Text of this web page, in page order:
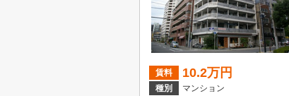
賃料 10.2万円
種別
マンション